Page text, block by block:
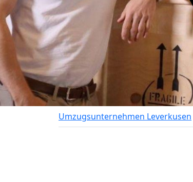
Umzugsunternehmen Leverkusen